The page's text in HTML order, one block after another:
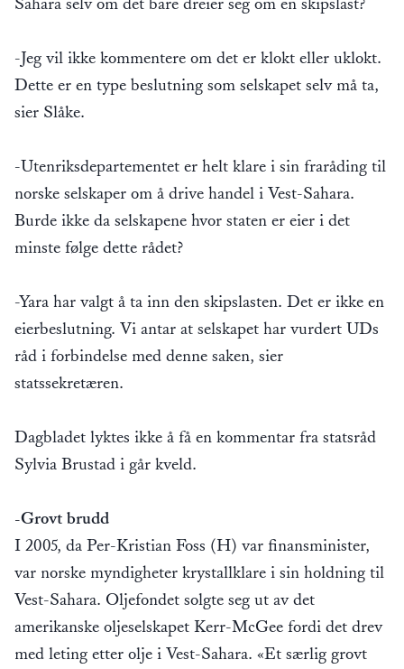
-Jeg vil ikke kommentere om det er klokt eller uklokt.
Dette er en type beslutning som selskapet selv må ta,
sier Slåke.
-Utenriksdepartementet er helt klare i sin fraråding til
norske selskaper om å drive handel i Vest-Sahara.
Burde ikke da selskapene hvor staten er eier i det
minste følge dette rådet?
-Yara har valgt å ta inn den skipslasten. Det er ikke en
eierbeslutning. Vi antar at selskapet har vurdert UDs
råd i forbindelse med denne saken, sier
statssekretæren.
Dagbladet lyktes ikke å få en kommentar fra statsråd
Sylvia Brustad i går kveld.
-Grovt brudd
I 2005, da Per-Kristian Foss (H) var finansminister,
var norske myndigheter krystallklare i sin holdning til
Vest-Sahara. Oljefondet solgte seg ut av det
amerikanske oljeselskapet Kerr-McGee fordi det drev
med leting etter olje i Vest-Sahara. «Et særlig grovt